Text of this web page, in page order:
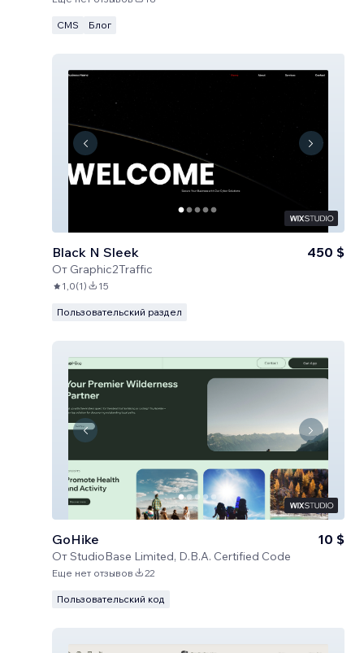
CMS Блог
Black N Sleek
От Graphic2Traffic
450 $
1,0(1) 15
Пользовательский раздел
GoHike
ОтStudioBase Limited, D.B.A. Certified Code
10 $
Еще нет отзывов 22
Пользовательский код